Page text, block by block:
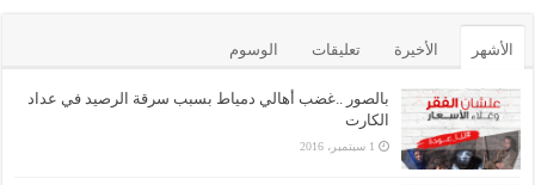
الأشهر الأخيرة تعليقات الوسوم
بالصور ..غضب أهالي دمياط بسبب سرقة الرصيد في عداد
الكارت
1 سبتمبر، 2016